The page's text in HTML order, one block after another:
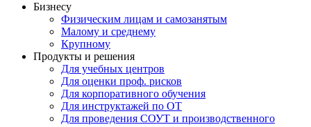
Бизнесу
Физическим лицам и самозанятым
Малому и среднему
Крупному
Продукты и решения
Для учебных центров
Для оценки проф. рисков
Для корпоративного обучения
Для инструктажей по ОТ
Для проведения СОУТ и производственного